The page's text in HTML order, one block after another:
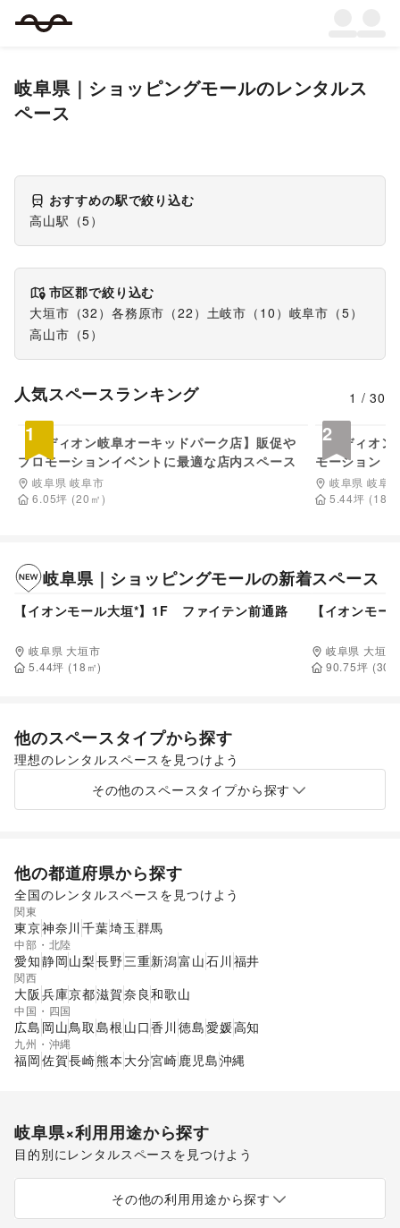
岐阜県｜ ショッピングモールのレンタルス
ペース
おすすめの駅で絞り込む
高山駅 （5）
市区郡で絞り込む
大垣市 （32 ） 各務原市 （22 ） 土岐市 （ 10 ） 岐阜市 （5）
高山市 （5）
人気スペースランキング 1 /30
1
【エディオン岐阜オーキッドパーク店】販促や
プロモーションイベントに最適な店内スペース
岐阜県 岐阜市
6.05坪 (20 ㎡)
2
【エディオ
モーション・
前スペース
岐阜県 岐阜
5.44坪 (18
岐阜県｜ ショッピングモールの新着スペース
55,000円/日
【イオンモール大垣*】1F ファイテン前通路
岐阜県 大垣市
5.44坪 (18 ㎡)
【イオンモ
岐阜県 大垣市
90.75坪 (300
他のスペースタイプから探す
理想のレンタルスペースを見つけよう
その他のスペースタイプから探す
他の都道府県から探す
全国のレンタルスペースを見つけよう
関東
東京神奈川 千葉埼玉 群馬
中部・北陸
愛知静岡山梨長野三重新潟富山石川 福井
関西
大阪 兵庫京都滋賀奈良和歌山
中国・四国
広島 岡山鳥取 島根 山口香川 徳島愛媛高知
九州・沖縄
福岡佐賀長崎熊本 大分宮崎鹿児島沖縄
岐阜県×利用用途から探す
目的別にレンタルスペースを見つけよう
食品販売 販促イベント
その他の利用用途から探す